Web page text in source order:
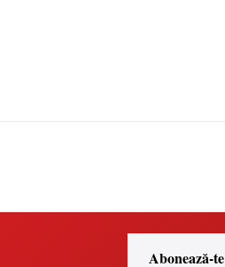
Abonează-te